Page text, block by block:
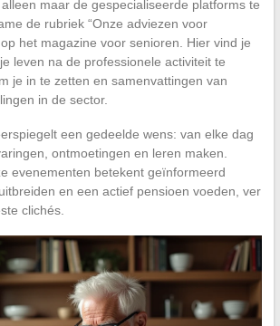
maar de gespecialiseerde platforms te
de rubriek “Onze adviezen voor
het magazine voor senioren. Hier vind je
leven na de professionele activiteit te
je in te zetten en samenvattingen van
in de sector.
een gedeelde wens: van elke dag
ontmoetingen en leren maken.
evenementen betekent geïnformeerd
en een actief pensioen voeden, ver
clichés.